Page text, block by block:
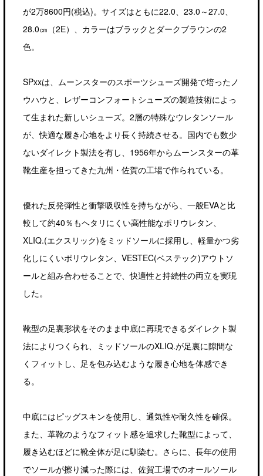
が2万8600円(税込)。サイズはともに22.0、23.0～27.0、
28.0㎝（2E）、カラーはブラックとダークブラウンの2
色。
SPxxは、ムーンスターのスポーツシューズ開発で培ったノ
ウハウと、レザーコンフォートシューズの製造技術によっ
て生まれた新しいシューズ。2層の特殊なウレタンソール
が、快適な履き心地をより長く持続させる。国内でも数少
ないダイレクト製法を有し、1956年からムーンスターの革
靴生産を担ってきた九州・佐賀の工場で作られている。
優れた反発弾性と衝撃吸収性を持ちながら、一般EVAと比
較して約40％もヘタリにくい高性能なポリウレタン、
XLIQ.(エクスリック)をミッドソールに採用し、軽量かつ劣
化しにくいポリウレタン、VESTEC(ベステック)アウトソ
ールと組み合わせることで、快適性と持続性の両立を実現
した。
靴型の足裏形状をそのまま中底に再現できるダイレクト製
法によりつくられ、ミッドソールのXLIQ.が足裏に隙間な
くフィットし、足を包み込むような履き心地を体感でき
る。
中底にはピッグスキンを使用し、通気性や耐久性を確保。
また、革靴のようなフィット感を追求した靴型によって、
履き込むほどに靴全体が足に馴染む。さらに、長年の使用
でソールが擦り減った際には、佐賀工場でのオールソール